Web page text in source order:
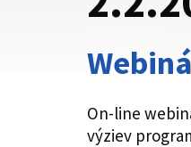
On-line
výziev